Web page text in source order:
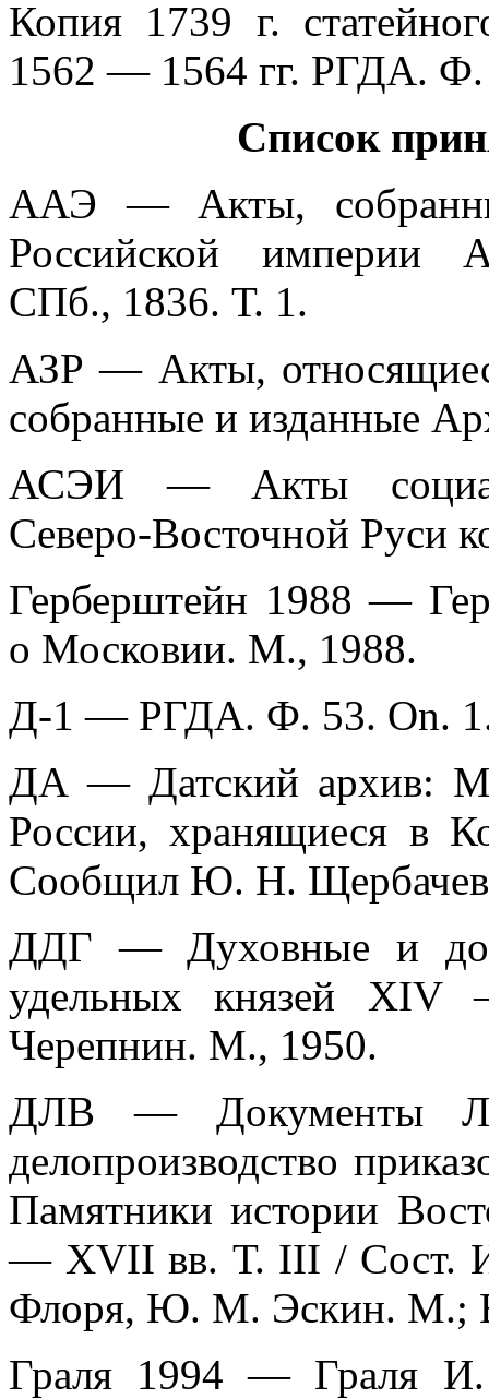
Копия 1739 г.
1562 — 1564 гг. РГДА.
Список
ААЭ — Акты,
Российской империи
СПб., 1836. Т. 1.
АЗР — Акты,
собранные и изданные
АСЭИ — Акты
Северо-Восточной Руси
Герберштейн 1988 —
о Московии. М., 1988.
Д-1 — РГДА. Ф. 53. On.
ДА — Датский архив:
России, хранящиеся в
Сообщил Ю. H.
ДДГ — Духовные и
удельных князей
Черепнин. М., 1950.
ДЛВ — Документы
делопроизводство
Памятники истории
— XVII вв. Т. III / Сост.
Флоря, Ю. М. Эскин. М.;
Граля 1994 — Граля И.